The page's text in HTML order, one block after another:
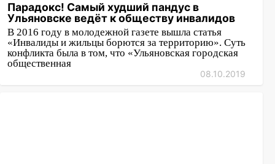
Парадокс! Самый худший пандус в
Ульяновске ведёт к обществу инвалидов
В 2016 году в молодежной газете вышла статья
«Инвалиды и жильцы борются за территорию». Суть
конфликта была в том, что «Ульяновская городская
общественная
08.10.2019